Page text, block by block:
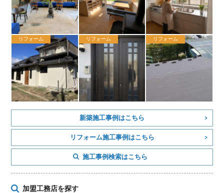
リフォーム リフォーム リフォーム
新築施工事例はこちら
リフォーム施工事例はこちら
施工事例検索はこちら
加盟工務店を探す